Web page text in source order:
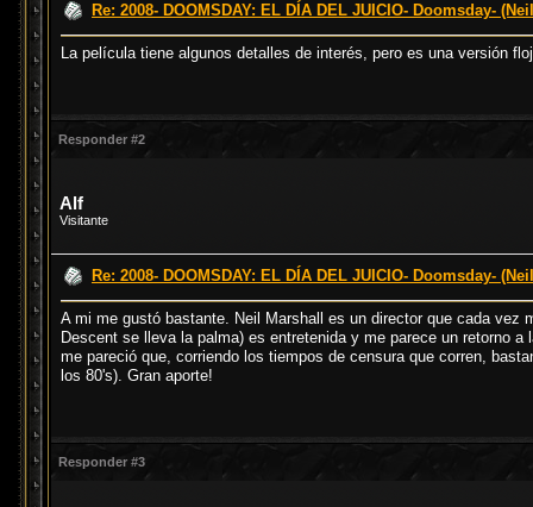
Re: 2008- DOOMSDAY: EL DÍA DEL JUICIO- Doomsday-
La película tiene algunos detalles de interés, pero es una versión
Responder #2
Alf
Visitante
Re: 2008- DOOMSDAY: EL DÍA DEL JUICIO- Doomsday-
A mi me gustó bastante. Neil Marshall es un director que cada
Descent se lleva la palma) es entretenida y me parece un retorno
me pareció que, corriendo los tiempos de censura que corren,
los 80's). Gran aporte!
Responder #3